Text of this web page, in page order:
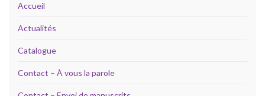
Accueil
Actualités
Catalogue
Contact – À vous la parole